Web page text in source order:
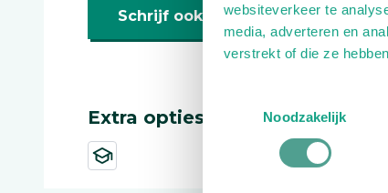
websiteverkeer te
media, adverteren en
verstrekt of die ze
Noodzakelijk
Schrijf ook een review
Extra opties